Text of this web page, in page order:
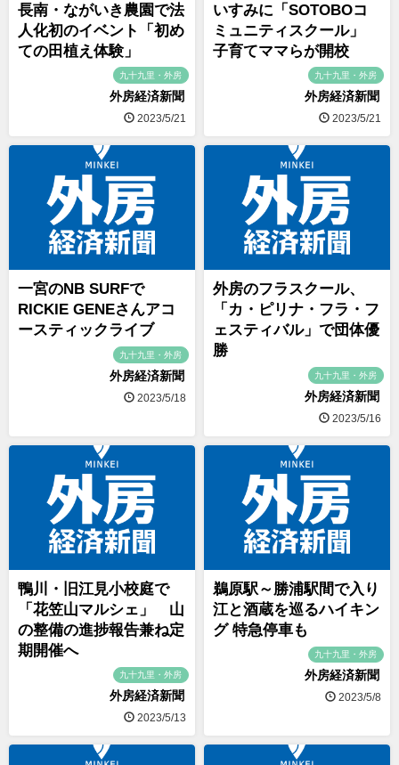
長南・ながいき農園で法
人化初のイベント「初め
ての田植え体験」
九十九里・外房
外房経済新聞
2023/5/21
いすみに「SOTOBOコ
ミュニティスクール」
子育てママらが開校
九十九里・外房
外房経済新聞
2023/5/21
一宮のNB SURFで
RICKIE GENEさんアコ
ースティックライブ
九十九里・外房
外房経済新聞
2023/5/18
外房のフラスクール、
「カ・ピリナ・フラ・フ
ェスティバル」で団体優
勝
九十九里・外房
外房経済新聞
2023/5/16
鴨川・旧江見小校庭で
「花笠山マルシェ」 山
の整備の進捗報告兼ね定
期開催へ
九十九里・外房
外房経済新聞
2023/5/13
鵜原駅～勝浦駅間で入り
江と酒蔵を巡るハイキン
グ 特急停車も
九十九里・外房
外房経済新聞
2023/5/8